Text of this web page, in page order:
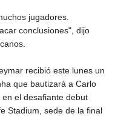
jugadores.
conclusiones", dijo
recibió este lunes un
que bautizará a Carlo
el desafiante debut
Stadium, sede de la final